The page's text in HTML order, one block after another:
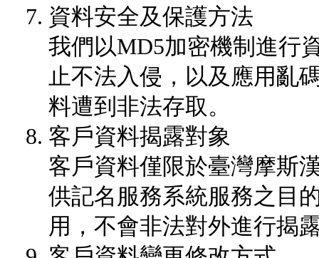
資料安全及保護方法
我們以MD5加密機制進行
止不法入侵，以及應用亂
料遭到非法存取。
客戶資料揭露對象
客戶資料僅限於臺灣摩斯
供記名服務系統服務之目
用，不會非法對外進行揭